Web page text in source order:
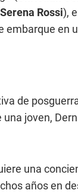
Serena Rossi),
en
de
joven,
una
años en